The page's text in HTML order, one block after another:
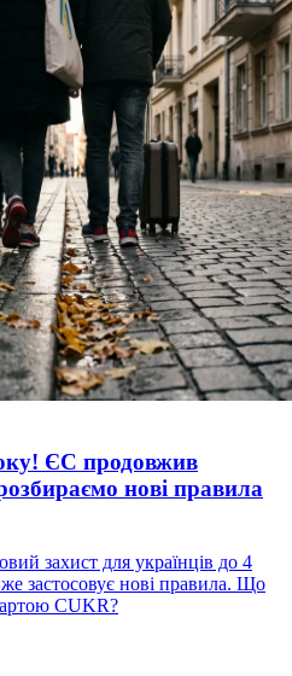
ЄС продовжив
нові правила
захист для українців до 4
застосовує нові правила. Що
CUKR?